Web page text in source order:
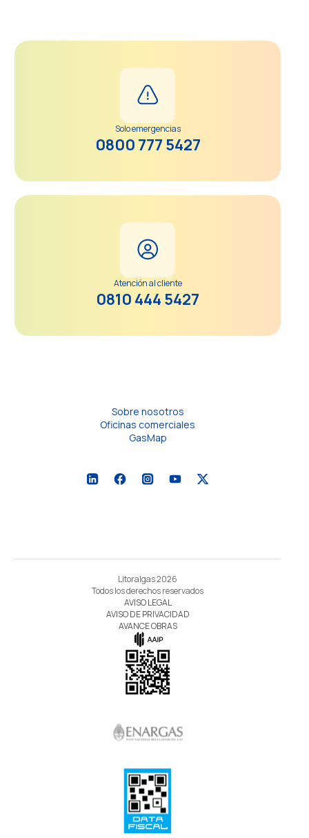
Solo emergencias
0800 777 5427
Atención al cliente
0810 444 5427
Sobre nosotros
Oficinas comerciales
GasMap
Litoralgas 2026
Todos los derechos reservados
AVISO LEGAL
AVISO DE PRIVACIDAD
AVANCE OBRAS